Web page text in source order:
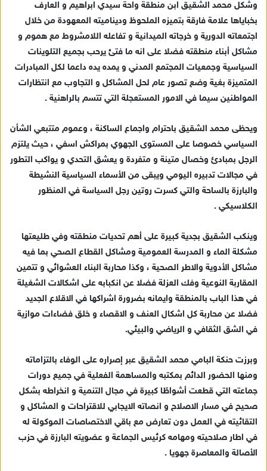
ك
ت
ر
و
وشكل محمد الشقيق ابن منطقة واحة سيدي ابراهيم و العارف
بخباياها علامة فارقة بتميزه الملحوظ وديناميته المعهودة من خلال
اجتمعاته الدورية و خرجاته الميدانية و تفاعله اللامشروط مع هموم و
مشاكل أبناء منطقته فضلا على انه ما فتئ يرحب بجميع التلوينات
السياسية وجمعيات المجتمع المدني و يمده يده داعما لكل المبادرات
المتميزة بغية وضع تصور عام لحل المشاكل و التجاوب مع انتظارات
المواطنين سيما في الامور المستعجلة التي تتسم بالراهنية .
ويحظى محمد الشقيق باحترام واجماع الساكنة ، وعموم متتبعي الشأن
السياسي خصوصا على المستوى الجهوي بمراكش اسفي ، حيث يلتزم
الرجل بمبادئ وخصال متينة و متفردة و يعشق التحدي و يواكب التطور
في مجالات تدبيره اليومي ويبقى من الأسماء السياسية النشيطة
والبارزة بالساحة والتي كسرت روتين رجل السياسة في المنظور
الكلاسيكي .
وينكب الشقيق بجدية كبيرة على أهم تحديات منطقته وفي طليعتها
مشكلة الماء و المدرسة العمومية ومشاكل القطاع الصحي بما فيه
مشاكل الأدوية والاطر الصحية ، وكذا محاربة البناء العشوائي و تتمين
المقاربة النوعية وفك العزلة فضلا عن انكبابه على اشكالات الشغيلة
في هذا الباب بالمنطقة وايمانه بضرورة اشراكها في الاقلاع الجديد
فضلا عن محاربة كل اشكال العنف و الاقصاء و خلق فضاءات موازية
في الشق الثقافي و الرياضي والبيئي.
وبرزت حنكة البامي محمد الشقيق عبر إصراره على الوفاء بالتزاماته
ومنها الحضور الدائم بمكتبه والمساهمة الفعلية في جميع دورات
جماعته التي قطعت أشواطًا كبيرة في مجال التنمية و انخراطه بشكل
صحيح في مسار الاصلاح و انصاته الايجابي للاقتراحات و المشاكل و
التقائيته في العمل دون تعارض مع باقي الاختصاصات الموكولة له
في اطار صلاحيته ومهامه كرئيس الجماعة و عضويته البارزة في حزب
الأصالة والمعاصرة جهويا .